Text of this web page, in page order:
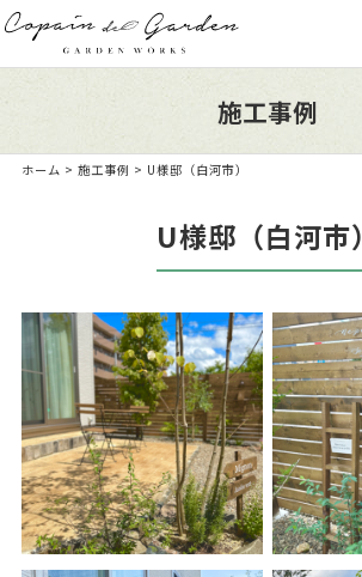
施工事例
ホーム > 施工事例 > U様邸（白河市）
U様邸（白河市）